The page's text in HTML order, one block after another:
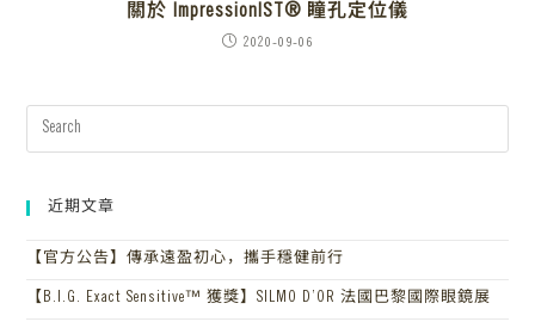
關於 ImpressionIST® 瞳孔定位儀
2020-09-06
近期文章
【官方公告】傳承遠盈初心，攜手穩健前行
【B.I.G. Exact Sensitive™ 獲獎】SILMO D’OR 法國巴黎國際眼鏡展